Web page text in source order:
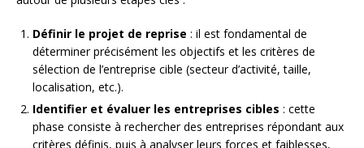
Définir le projet de reprise : il est fondamental de
déterminer précisément les objectifs et les critères de
sélection de l’entreprise cible (secteur d’activité, taille,
localisation, etc.).
Identifier et évaluer les entreprises cibles : cette
phase consiste à rechercher des entreprises répondant aux
critères définis, puis à analyser leurs forces et faiblesses,